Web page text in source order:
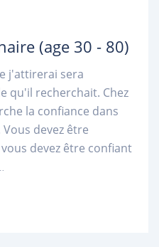
(age 30 - 80)
j'attirerai sera
qu'il recherchait. Chez
la confiance dans
devez être
devez être confiant